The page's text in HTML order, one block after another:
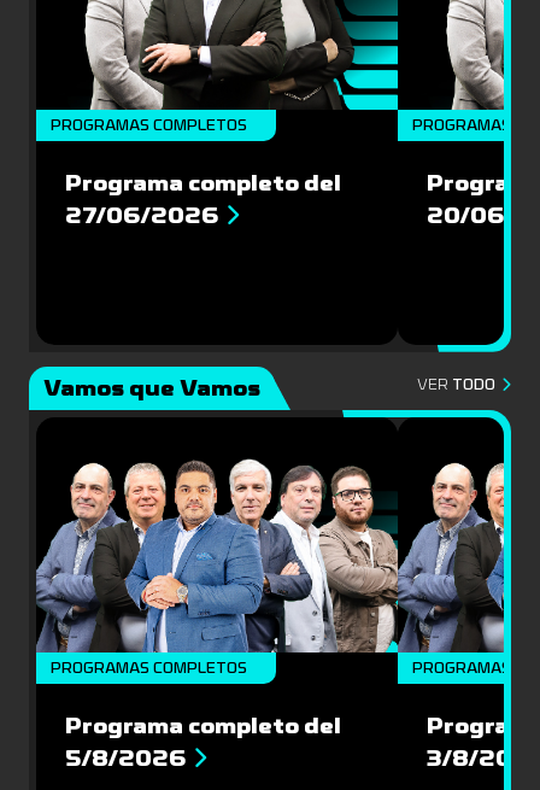
PROGRAMAS COMPLETOS
Programa completo del
27/06/2026
PROGRAMAS
20/06/
Vamos que Vamos VER TODO
PROGRAMAS COMPLETOS
Programa completo del
5/8/2026
PROGRAMAS
3/8/